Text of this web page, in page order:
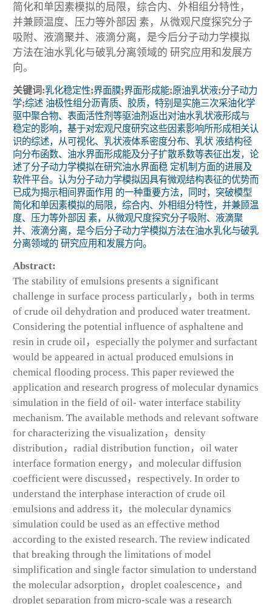
简化和单因素模拟的局限，综合内、外相组分特性，
并兼顾温度、压力等外部因 素，从微观尺度探究分子
吸附、液滴聚并、液滴分离，是今后分子动力学模拟
方法在油水乳化与破乳分离领域的 研究应用和发展方
向。
关键词:乳化稳定性;界面膜;界面形成能;原油乳状液;分子动力
学;综述 油极性组分沥青质、胶质，特别是实施三次采油化学
驱中聚合物、表面活性剂等驱油剂返出对油水乳状液形成与
稳定的影响，基于对宏观尺度研究这些因素影响所形成相关认
识的综述，从可视化、乳状液体系密度分布、乳状 液结构径
向分布函数、油水界面形成能及分子扩散系数等表征出发，论
述了分子动力学模拟在研究油水界面稳 定机制方面的进展及
软件平台。认为分子动力学模拟因具有微观结构表征的优势而
已成为揭示相间界面作用 的一种重要方法，同时，突破模型
简化和单因素模拟的局限，综合内、外相组分特性，并兼顾温
度、压力等外部因 素，从微观尺度探究分子吸附、液滴聚
并、液滴分离，是今后分子动力学模拟方法在油水乳化与破乳
分离领域的 研究应用和发展方向。
Abstract:
The stability of emulsions presents a significant
challenge in surface process particularly，both in terms
of crude oil dehydration and produced water treatment.
Considering the potential influence of asphaltene and
resin in crude oil，especially the polymer and surfactant
would be appeared in actual produced emulsions in
chemical flooding process. This paper reviewed the
application and research progress of molecular dynamics
simulation in the field of oil- water interface stability
mechanism. The available methods and relevant software
for characterizing the visualization，density
distribution，radial distribution function，oil water
interface formation energy，and molecular diffusion
coefficient were discussed，respectively. In order to
understand the interphase interaction of crude oil
emulsions and address it，the molecular dynamics
simulation could be used as an effective method
according to the existed research. The review indicated
that breaking through the limitations of model
simplification and single factor simulation to understand
the molecular adsorption，droplet coalescence，and
droplet separation from micro-scale was a research